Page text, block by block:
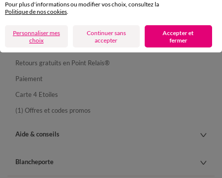
Commande
Commander par référence catalogue
Retours gratuits en Point Relais®
Paiement
Carte 4 Etoiles
(1) Offres et codes promos
Aide & conseils
Blancheporte
Pour plus d'informations ou modifier vos choix, consultez la
Politique de nos cookies.
Personnaliser mes
choix
Continuer sans
accepter
Accepter et
fermer